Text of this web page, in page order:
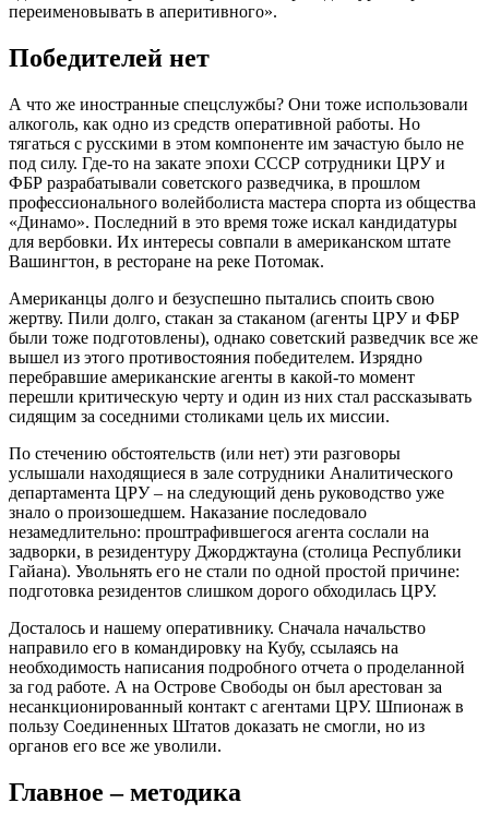
переименовывать в аперитивного».
Победителей нет
А что же иностранные спецслужбы? Они тоже использовали
алкоголь, как одно из средств оперативной работы. Но
тягаться с русскими в этом компоненте им зачастую было не
под силу. Где-то на закате эпохи СССР сотрудники ЦРУ и
ФБР разрабатывали советского разведчика, в прошлом
профессионального волейболиста мастера спорта из общества
«Динамо». Последний в это время тоже искал кандидатуры
для вербовки. Их интересы совпали в американском штате
Вашингтон, в ресторане на реке Потомак.
Американцы долго и безуспешно пытались споить свою
жертву. Пили долго, стакан за стаканом (агенты ЦРУ и ФБР
были тоже подготовлены), однако советский разведчик все же
вышел из этого противостояния победителем. Изрядно
перебравшие американские агенты в какой-то момент
перешли критическую черту и один из них стал рассказывать
сидящим за соседними столиками цель их миссии.
По стечению обстоятельств (или нет) эти разговоры
услышали находящиеся в зале сотрудники Аналитического
департамента ЦРУ – на следующий день руководство уже
знало о произошедшем. Наказание последовало
незамедлительно: проштрафившегося агента сослали на
задворки, в резидентуру Джорджтауна (столица Республики
Гайана). Увольнять его не стали по одной простой причине:
подготовка резидентов слишком дорого обходилась ЦРУ.
Досталось и нашему оперативнику. Сначала начальство
направило его в командировку на Кубу, ссылаясь на
необходимость написания подробного отчета о проделанной
за год работе. А на Острове Свободы он был арестован за
несанкционированный контакт с агентами ЦРУ. Шпионаж в
пользу Соединенных Штатов доказать не смогли, но из
органов его все же уволили.
Главное – методика